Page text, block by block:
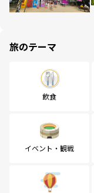
旅のテーマ
飲食
イベント・観戦